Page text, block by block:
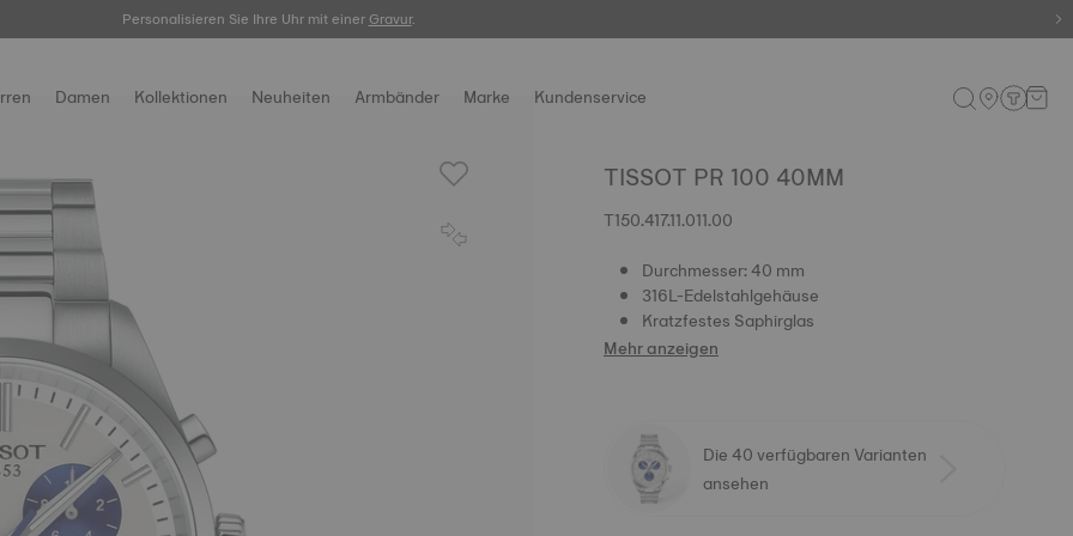
Personalisieren Sie Ihre Uhr mit einerGravur.
hier.
Damen Kollektionen Neuheiten Armbänder Marke Kundenservice
TISSOT PR 100 40MM
T150.417.11.011.00
Durchmesser: 40 mm
316L-Edelstahlgehäuse
Kratzfestes Saphirglas
Mehr anzeigen
Die 40 verfügbaren Varianten
ansehen